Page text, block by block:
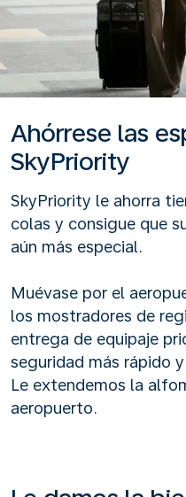
Ahórrese las
SkyPriority
SkyPriority le ahorra
colas y consigue que
aún más especial.
Muévase por el
los mostradores de
entrega de equipaje
seguridad más rápido
Le extendemos la
aeropuerto.